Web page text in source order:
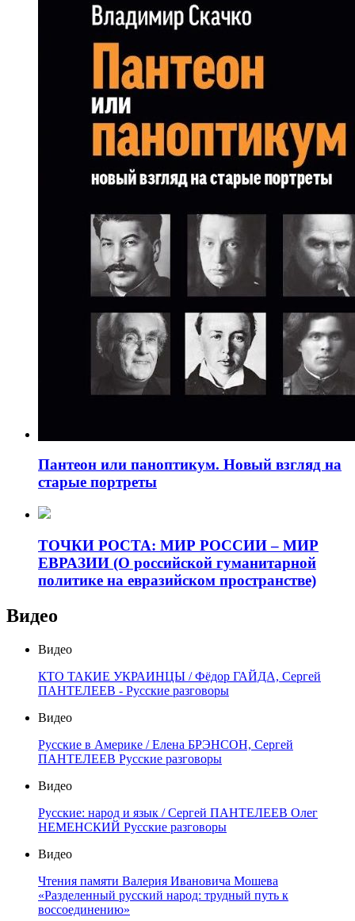
Пантеон или паноптикум. Новый взгляд на
старые портреты
ТОЧКИ РОСТА: МИР РОССИИ – МИР
ЕВРАЗИИ (О российской гуманитарной
политике на евразийском пространстве)
Видео
Видео
КТО ТАКИЕ УКРАИНЦЫ / Фёдор ГАЙДА, Сергей
ПАНТЕЛЕЕВ - Русские разговоры
Видео
Русские в Америке / Елена БРЭНСОН, Сергей
ПАНТЕЛЕЕВ Русские разговоры
Видео
Русские: народ и язык / Сергей ПАНТЕЛЕЕВ Олег
НЕМЕНСКИЙ Русские разговоры
Видео
Чтения памяти Валерия Ивановича Мошева
«Разделенный русский народ: трудный путь к
воссоединению»